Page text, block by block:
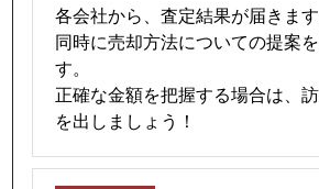
各会社から、査定結果が届きます
同時に売却方法についての提案
す。
正確な金額を把握する場合は、
を出しましょう！